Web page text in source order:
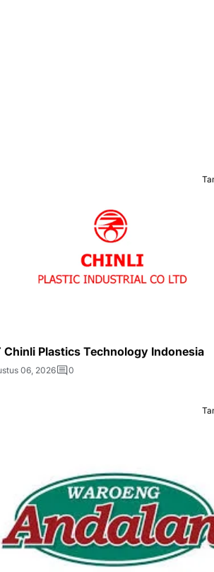
Chinli Plastics Technology Indonesia
06, 2026 0